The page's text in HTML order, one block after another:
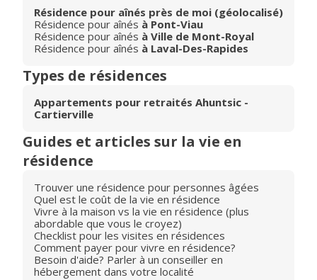
Résidence pour aînés près de moi (géolocalisé)
Résidence pour aînés à Pont-Viau
Résidence pour aînés à Ville de Mont-Royal
Résidence pour aînés à Laval-Des-Rapides
Types de résidences
Appartements pour retraités Ahuntsic -
Cartierville
Guides et articles sur la vie en
résidence
Trouver une résidence pour personnes âgées
Quel est le coût de la vie en résidence
Vivre à la maison vs la vie en résidence (plus
abordable que vous le croyez)
Checklist pour les visites en résidences
Comment payer pour vivre en résidence?
Besoin d'aide? Parler à un conseiller en
hébergement dans votre localité